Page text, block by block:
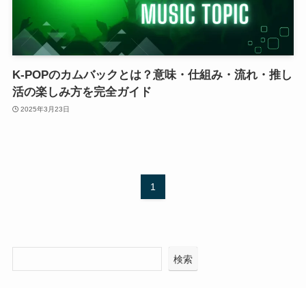
K-POPのカムバックとは？意味・仕組み・流れ・推し
活の楽しみ方を完全ガイド
2025年3月23日
1
検索